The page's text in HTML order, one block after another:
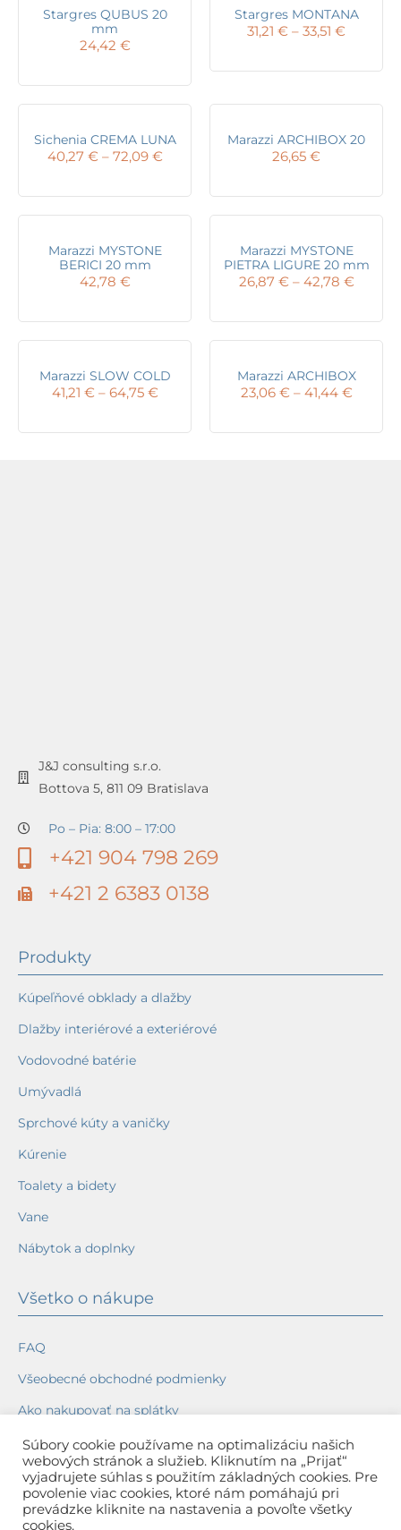
Stargres QUBUS 20
mm
24,42 €
Stargres MONTANA
31,21 € – 33,51 €
31,21 €
33,51 €
Sichenia CREMA LUNA
40,27 € – 72,09 €Price
40,27 €
through
Marazzi ARCHIBOX 20
26,65 €
Marazzi MYSTONE
BERICI 20 mm
42,78 €
Marazzi MYSTONE
PIETRA LIGURE 20 mm
26,87 € – 42,78 €Price
26,87
Marazzi SLOW COLD
41,21 € – 64,75 €Price
41,21 €
Marazzi ARCHIBOX
23,06 € – 41,44 €Price
23,06 €
J&J consulting s.r.o.
Bottova 5, 811 09 Bratislava
Po – Pia: 8:00 – 17:00
+421 904 798 269
+421 2 6383 0138
Produkty
Kúpeľňové obklady a dlažby
Dlažby interiérové a exteriérové
Vodovodné batérie
Umývadlá
Sprchové kúty a vaničky
Kúrenie
Toalety a bidety
Vane
Nábytok a doplnky
Všetko o nákupe
FAQ
Všeobecné obchodné podmienky
Ako nakupovať na splátky
Ochrana osobných údajov
Reklamačný poriadok
Spôsob a cena dopravy
Súbory cookie používame na optimalizáciu našich
webových stránok a služieb. Kliknutím na „Prijať“
vyjadrujete súhlas s použitím základných cookies. Pre
povolenie viac cookies, ktoré nám pomáhajú pri
prevádzke kliknite na nastavenia a povoľte všetky
cookies.